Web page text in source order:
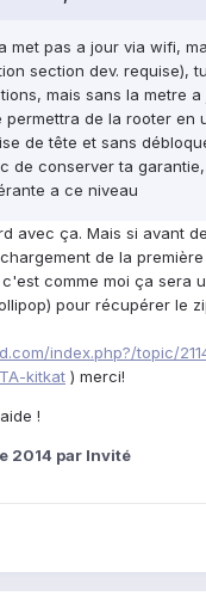
met pas a jour via wifi,
section dev. requise),
mais sans la metre a
permettra de la rooter en
de tête et sans
de conserver ta
a ce niveau
avec ça. Mais si avant
de la
comme moi ça sera
pour récupérer le
index.php?/topic/
kitkat ) merci!
!
2014 par Invité